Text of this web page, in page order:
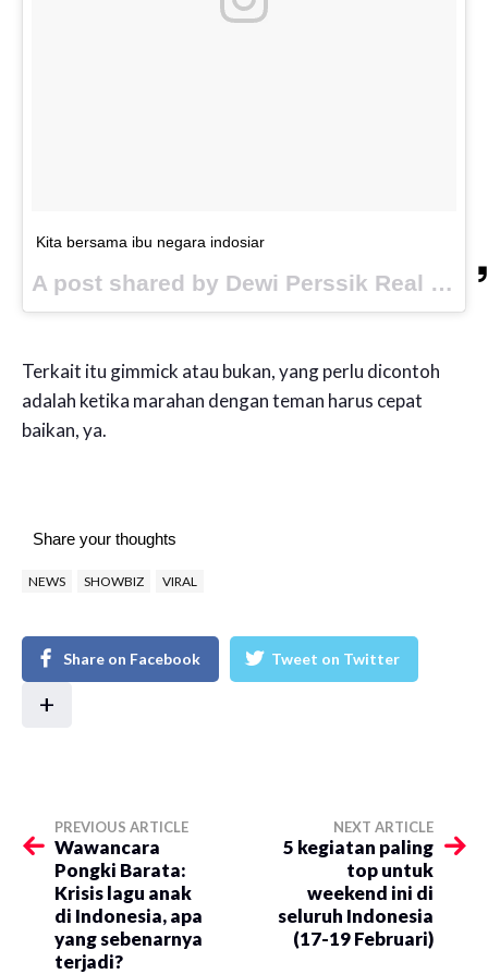
Kita bersama ibu negara indosiar
A post shared by Dewi Perssik Real (@dewiperssikreal) on
Terkait itu gimmick atau bukan, yang perlu dicontoh
adalah ketika marahan dengan teman harus cepat
baikan, ya.
Share your thoughts
NEWS SHOWBIZ VIRAL
Share on Facebook Tweet on Twitter
+
PREVIOUS ARTICLE
Wawancara
Pongki Barata:
Krisis lagu anak
di Indonesia, apa
yang sebenarnya
terjadi?
NEXT ARTICLE
5 kegiatan paling
top untuk
weekend ini di
seluruh Indonesia
(17-19 Februari)